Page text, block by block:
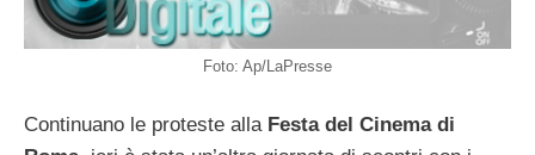
Foto: Ap/LaPresse
Continuano le proteste alla Festa del Cinema di